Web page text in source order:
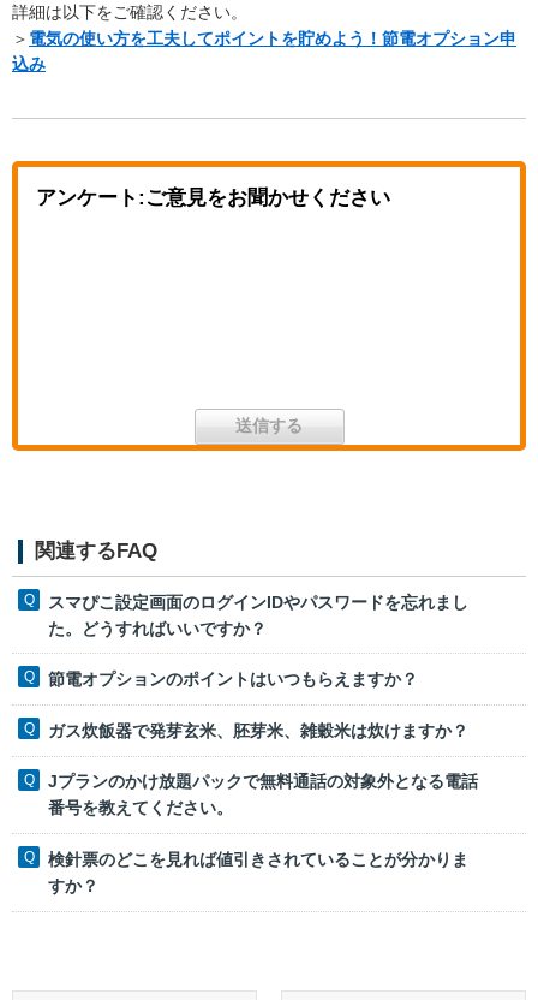
詳細は以下をご確認ください。
＞ 電気の使い方を工夫してポイントを貯めよう！節電オプション申
込み
アンケート:ご意見をお聞かせください
関連するFAQ
スマぴこ設定画面のログインIDやパスワードを忘れまし
た。どうすればいいですか？
節電オプションのポイントはいつもらえますか？
ガス炊飯器で発芽玄米、胚芽米、雑穀米は炊けますか？
Jプランのかけ放題パックで無料通話の対象外となる電話
番号を教えてください。
検針票のどこを見れば値引きされていることが分かりま
すか？